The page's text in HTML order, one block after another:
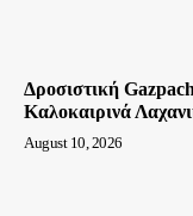
Δροσιστική
Καλοκαιρινά
August 10, 2026